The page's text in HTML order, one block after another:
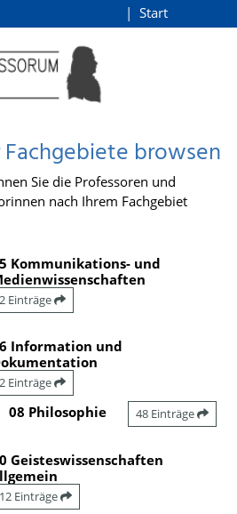
Start
Fachgebiete browsen
Sie die Professoren und
nach Ihrem Fachgebiet
Kommunikations- und
2 Einträge
Information und
2 Einträge
08 Philosophie 48 Einträge
Geisteswissenschaften
12 Einträge